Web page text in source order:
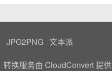
JPG2PNG 文本派
转换服务由 CloudConvert提供